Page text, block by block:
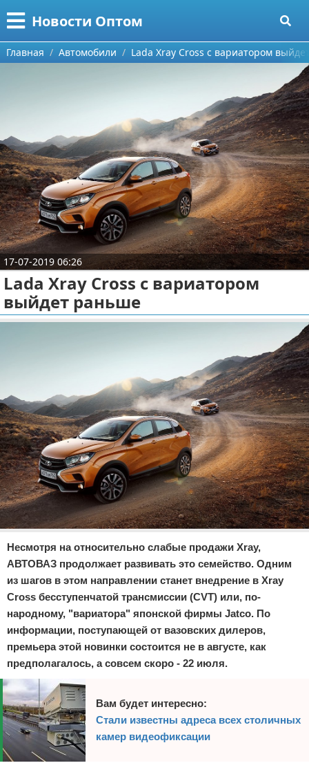
Новости Оптом
Меню
Главная
Автомобили
Знаменитости
Политика
Природа
Философия
Культура
О проекте
Контакты
Сотрудничество
Размещение рекламы
Для правообладателей
Условия предоставления информации
Главная Автомобили Lada Xray Cross с вариатором
17-07-2019 06:26
Lada Xray Cross с вариатором
выйдет раньше
Несмотря на относительно слабые продажи Xray,
АВТОВАЗ продолжает развивать это семейство. Одним
из шагов в этом направлении станет внедрение в Xray
Cross бесступенчатой трансмиссии (CVT) или, по-
народному, "вариатора" японской фирмы Jatco. По
информации, поступающей от вазовских дилеров,
премьера этой новинки состоится не в августе, как
предполагалось, а совсем скоро - 22 июля.
Вам будет интересно:
Стали известны адреса всех столичных
камер видеофиксации